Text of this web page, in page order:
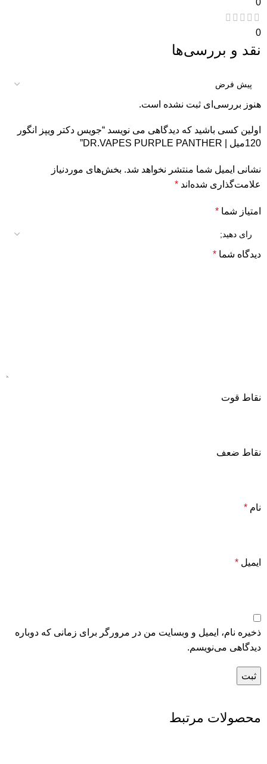
0
نقد و بررسی‌ها
هنوز بررسی‌ای ثبت نشده است.
اولین کسی باشید که دیدگاهی می نویسد “جویس دکتر ویپز انگور
120میل | DR.VAPES PURPLE PANTHER”
نشانی ایمیل شما منتشر نخواهد شد. بخش‌های موردنیاز
علامت‌گذاری شده‌اند *
امتیاز شما *
دیدگاه شما *
نقاط قوت
نقاط ضعف
نام *
ایمیل *
ذخیره نام، ایمیل و وبسایت من در مرورگر برای زمانی که دوباره
دیدگاهی می‌نویسم.
محصولات مرتبط